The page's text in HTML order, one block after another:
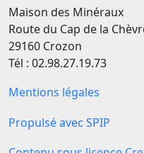
Maison des Minéraux
Route du Cap de la
29160 Crozon
Tél : 02.98.27.19.73
Mentions légales
Propulsé avec SPIP